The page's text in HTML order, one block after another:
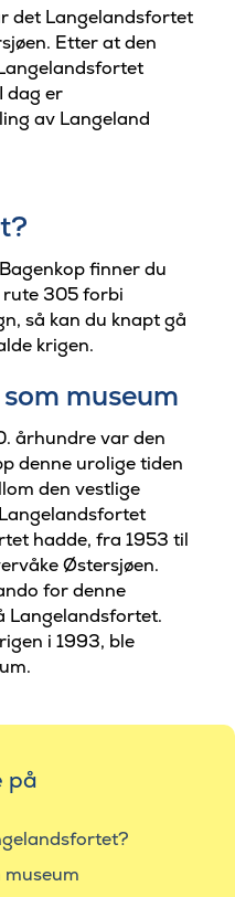
det Langelandsfortet
Etter at den
dag er
av Langeland
finner du
rute 305 forbi
så kan du knapt gå
krigen.
museum
århundre var den
denne urolige tiden
den vestlige
hadde, fra 1953 til
Østersjøen.
for denne
Langelandsfortet.
i 1993, ble
på
museum